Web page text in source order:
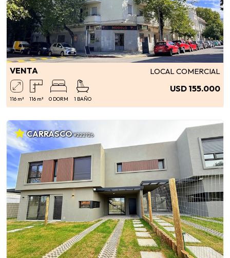
VENTA LOCAL COMERCIAL
116 m² 116 m² 0 DORM 1 BAÑO
USD 155.000
CARRASCO#222126